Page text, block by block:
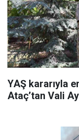
YAŞ kararıyla
Ataç’tan Vali